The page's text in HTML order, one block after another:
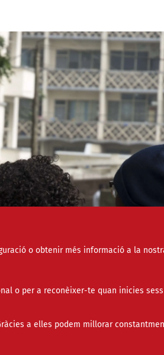
o obtenir més informació a la
o per a reconèixer-te quan inicies
a elles podem millorar